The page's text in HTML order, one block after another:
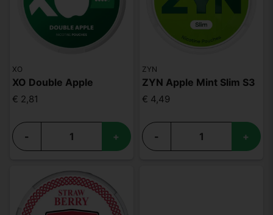
XO
XO Double Apple
€ 2,81
- +
ZYN
ZYN Apple Mint Slim S3
€ 4,49
- +